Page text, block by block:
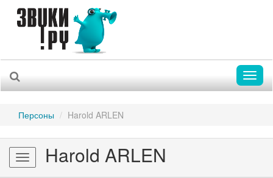
Персоны Harold ARLEN
Toggle
navigation
Harold ARLEN